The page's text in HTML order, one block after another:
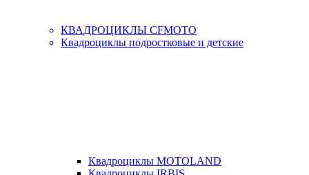
КВАДРОЦИКЛЫ CFMOTO
Квадроциклы подростковые и детские
Квадроциклы MOTOLAND